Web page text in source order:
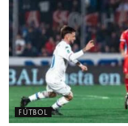
FÚTBOL